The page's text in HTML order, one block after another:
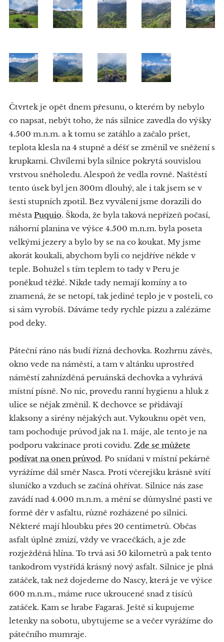
Čtvrtek je opět dnem přesunu, o kterém by nebylo
co napsat, nebýt toho, že nás silnice zavedla do výšky
4.500 m.n.m. a k tomu se zatáhlo a začalo pršet,
teplota klesla na 4 stupně a déšť se změnil ve sněžení s
krupkami. Chvílemi byla silnice pokrytá souvislou
vrstvou sněholedu. Alespoň že vedla rovně. Naštěstí
tento úsek byl jen 300m dlouhý, ale i tak jsem se v
šesti stupních zpotil. Bez vyválení jsme dorazili do
městaPuquio. Škoda, že byla taková nepřízeň počasí,
náhorní planina ve výšce 4.500 m.n.m. byla poseta
velkými jezery a bylo by se na co koukat. My jsme
akorát koukali, abychom byli co nejdříve někde v
teple. Bohužel s tím teplem to tady v Peru je
poněkud těžké. Nikde tady nemají komíny a to
znamená, že se netopí, tak jediné teplo je v posteli, co
si sám vyrobíš. Dáváme tedy rychle pizzu a zalézáme
pod deky.
Páteční ráno nás budí řízná dechovka. Rozhrnu závěs,
okno vede na náměstí, a tam v altánku uprostřed
náměstí zahnízděná peruánská dechovka a vyhrává
místní písně. No nic, provedu ranní hygienu a hluk z
ulice se nějak změnil. K dechovce se přidávají
klaksony a sirény nějakých aut. Vykouknu opět ven,
tam pochoduje průvod jak na 1. máje, ale tento je na
podporu vakcinace proti covidu. Zde se můžete
podívat na onen průvod. Po snídani v místní pekárně
vyrážíme dál směr Nasca. Proti včerejšku krásně svítí
sluníčko a vzduch se začíná ohřívat. Silnice nás zase
zavádí nad 4.000 m.n.m. a mění se důmyslné pasti ve
formě děr v asfaltu, různě rozházené po silnici.
Některé mají hloubku přes 20 centimetrů. Občas
asfalt úplně zmizí, vždy ve vracečkách, a je zde
rozježděná hlína. To trvá asi 50 kilometrů a pak tento
tankodrom vystřídá krásný nový asfalt. Silnice je plná
zatáček, tak než dojedeme do Nascy, která je ve výšce
600 m.n.m., máme ruce ukroucené snad z tisíců
zatáček. Kam se hrabe Fagaraš. Ještě si kupujeme
letenky na sobotu, ubytujeme se a večer vyrážíme do
pátečního mumraje.